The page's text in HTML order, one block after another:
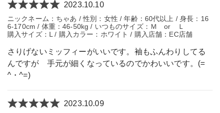
2023.10.10
ニックネーム：ちゃあ / 性別：女性 / 年齢：60代以上 / 身長：16
6-170cm / 体重：46-50kg / いつものサイズ：Ｍ or Ｌ
購入サイズ：L / 購入カラー：ホワイト / 購入店舗：EC店舗
さりげないミッフィーがいいです。袖もふんわりしてる
んですが 手元が細くなっているのでかわいいです。(=
^・^=)
2023.10.09